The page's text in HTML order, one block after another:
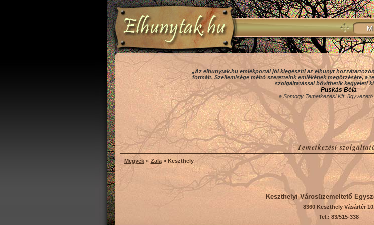
„Az elhunytak.hu emlékportál jól kiegészíti az elhunyt
formáit. Szellemisége méltó szeretteink emlékének megőrzésére, a
szolgáltatással bővíthetik kegyeleti
Puskás Béla
a Somogy Temetkezési Kft. ügyvezető
Temetkezési
Megyék» Zala» Keszthely
Keszthelyi Városüzemeltető
8360 Keszthely Vásártér
Tel.: 83/515-338